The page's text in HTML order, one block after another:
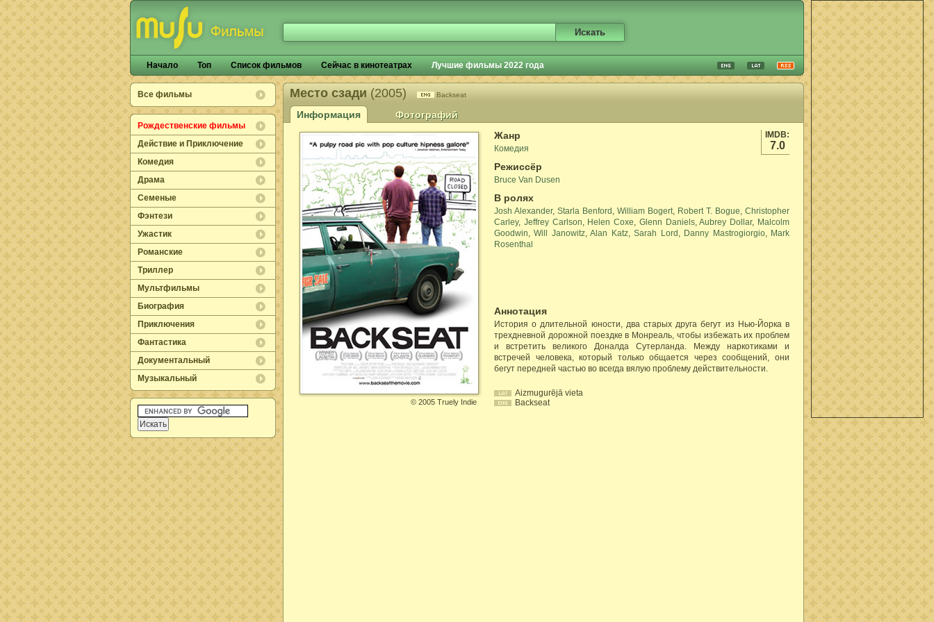
Начало Топ Список фильмов Сейчас в кинотеатрах Лучшие фильмы 2022 года
Все фильмы
Рождественские фильмы
Действие и Приключение
Комедия
Драма
Семеные
Фэнтези
Ужастик
Романские
Триллер
Мультфильмы
Биография
Приключения
Фантастика
Документальный
Музыкальный
Место сзади (2005) Backseat
Информация Фотографий
IMDB:
7.0
Жанр
Комедия
Режиссёр
Bruce Van Dusen
В ролях
Josh Alexander, Starla Benford , William Bogert, Robert T. Bogue, Christopher
Carley, Jeffrey Carlson, Helen Coxe, Glenn Daniels,Aubrey Dollar, Malcolm
Goodwin,Will Janowitz,Alan Katz,Sarah Lord , Danny Mastrogiorgio, Mark
Rosenthal
Аннотация
История о длительной юности, два старых друга бегут из Нью-Йорка в
трехдневной дорожной поездке в Монреаль, чтобы избежать их проблем
и встретить великого Доналда Сутерланда. Между наркотиками и
встречей человека, который только общается через сообщений, они
бегут передней частью во всегда вялую проблему действительности.
Aizmugurējā vieta
Backseat
© 2005 Truely Indie